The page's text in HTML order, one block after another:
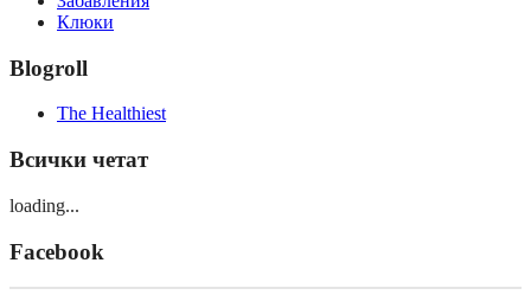
Клюки
Blogroll
The Healthiest
Всички четат
loading...
Facebook